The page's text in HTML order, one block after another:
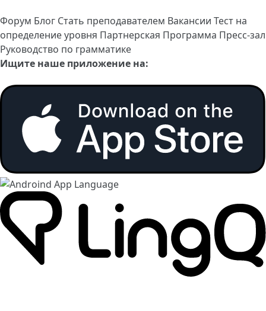
Форум Блог Стать преподавателем Вакансии Тест на
определение уровня Партнерская Программа Пресс-зал
Руководство по грамматике
Ищите наше приложение на: